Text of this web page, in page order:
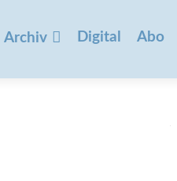
Archiv Digital Abo